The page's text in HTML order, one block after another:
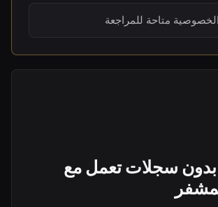
متاحة للمراجعة
سجلات تعمل مع